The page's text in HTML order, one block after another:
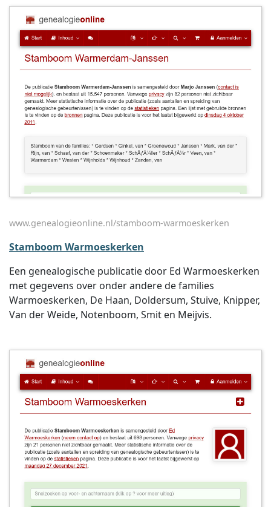
www.genealogieonline.nl/stamboom-warmoeskerken
Stamboom Warmoeskerken
Een genealogische publicatie door Ed Warmoeskerken
met gegevens over onder andere de families
Warmoeskerken, De Haan, Doldersum, Stuive, Knipper,
Van der Weide, Notenboom, Smit en Meijvis.